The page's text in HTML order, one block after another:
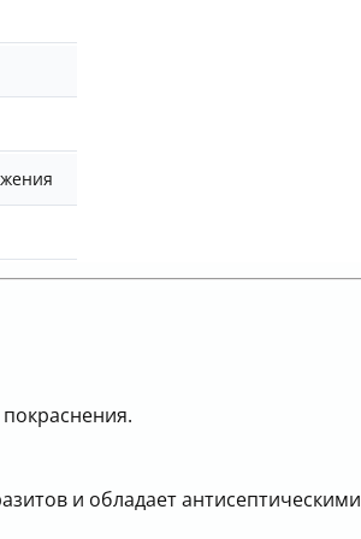
и обладает антисептическими